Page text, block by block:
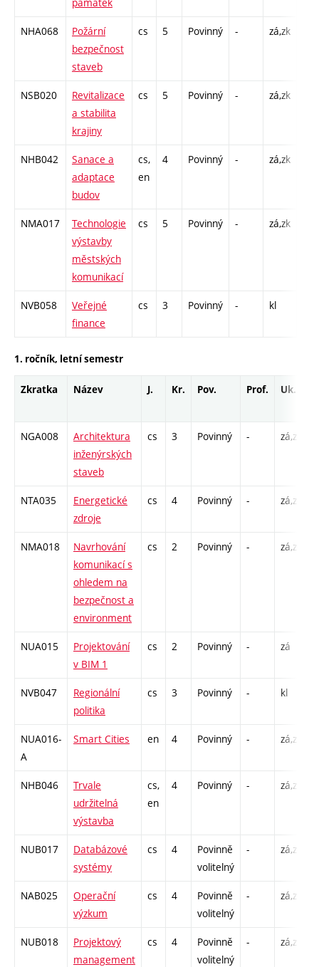
NHA068
Požární
bezpečnost
staveb
cs 5 Povinný - zá,zk
NSB020
Revitalizace
a stabilita
krajiny
cs 5 Povinný - zá,zk
NHB042
Sanace a
adaptace
budov
cs,
en
4 Povinný - zá,zk
NMA017
Technologie
výstavby
městských
komunikací
cs 5 Povinný - zá,zk
NVB058
Veřejné
finance
cs 3 Povinný - kl
1. ročník, letní semestr
Zkratka Název J. Kr. Pov. Prof. Uk.
NGA008
Architektura
inženýrských
staveb
cs 3 Povinný - zá,zk
NTA035
Energetické
zdroje
cs 4 Povinný - zá,zk
NMA018
Navrhování
komunikací s
ohledem na
bezpečnost a
environment
cs 2 Povinný - zá,zk
NUA015
Projektování
v BIM 1
cs 2 Povinný - zá
NVB047
Regionální
politika
cs 3 Povinný - kl
NUA016-
A
Smart Cities en 4 Povinný - zá,zk
NHB046
Trvale
udržitelná
výstavba
cs,
en
4 Povinný - zá,zk
NUB017
Databázové
systémy
cs 4
Povinně
volitelný
- zá,zk
NAB025
Operační
výzkum
cs 4
Povinně
volitelný
- zá,zk
NUB018
Projektový
management
cs 4
Povinně
volitelný
- zá,zk